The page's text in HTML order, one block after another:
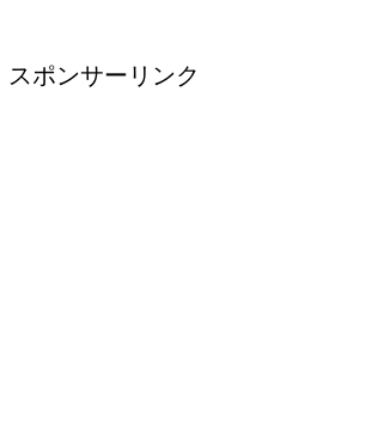
スポンサーリンク